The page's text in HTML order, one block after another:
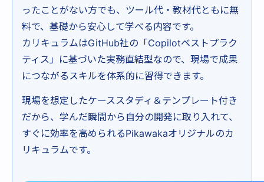
ったことがない方でも、ツール代・教材代ともに無
料で、基礎から安心して学べる内容です。
カリキュラムはGitHub社の「Copilotベストプラク
ティス」に基づいた実務直結型なので、現場で成果
につながるスキルを体系的に習得できます。
現場を想定したケーススタディ＆テンプレート付き
だから、学んだ瞬間から自分の開発に取り入れて、
すぐに効率を高められるPikawakaオリジナルのカ
リキュラムです。